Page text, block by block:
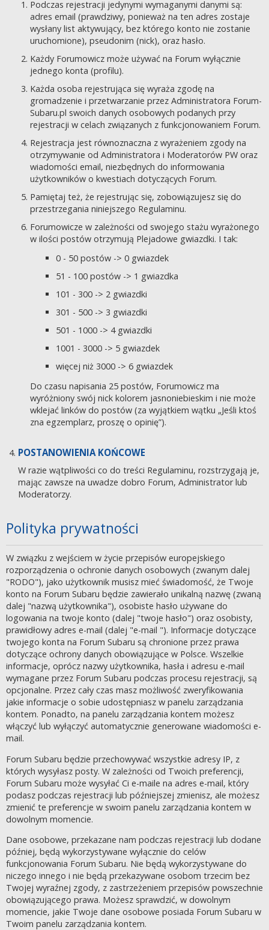
Podczas rejestracji jedynymi wymaganymi danymi są:
adres email (prawdziwy, ponieważ na ten adres zostaje
wysłany list aktywujący, bez którego konto nie zostanie
uruchomione), pseudonim (nick), oraz hasło.
Każdy Forumowicz może używać na Forum wyłącznie
jednego konta (profilu).
Każda osoba rejestrująca się wyraża zgodę na
gromadzenie i przetwarzanie przez Administratora Forum-
Subaru.pl swoich danych osobowych podanych przy
rejestracji w celach związanych z funkcjonowaniem Forum.
Rejestracja jest równoznaczna z wyrażeniem zgody na
otrzymywanie od Administratora i Moderatorów PW oraz
wiadomości email, niezbędnych do informowania
użytkowników o kwestiach dotyczących Forum.
Pamiętaj też, że rejestrując się, zobowiązujesz się do
przestrzegania niniejszego Regulaminu.
Forumowicze w zależności od swojego stażu wyrażonego
w ilości postów otrzymują Plejadowe gwiazdki. I tak:
0 - 50 postów -> 0 gwiazdek
51 - 100 postów -> 1 gwiazdka
101 - 300 -> 2 gwiazdki
301 - 500 -> 3 gwiazdki
501 - 1000 -> 4 gwiazdki
1001 - 3000 -> 5 gwiazdek
więcej niż 3000 -> 6 gwiazdek
Do czasu napisania 25 postów, Forumowicz ma
wyróżniony swój nick kolorem jasnoniebieskim i nie może
wklejać linków do postów (za wyjątkiem wątku „Jeśli ktoś
zna egzemplarz, proszę o opinię”).
POSTANOWIENIA KOŃCOWE
W razie wątpliwości co do treści Regulaminu, rozstrzygają je,
mając zawsze na uwadze dobro Forum, Administrator lub
Moderatorzy.
Polityka prywatności
W związku z wejściem w życie przepisów europejskiego
rozporządzenia o ochronie danych osobowych (zwanym dalej
"RODO"), jako użytkownik musisz mieć świadomość, że Twoje
konto na Forum Subaru będzie zawierało unikalną nazwę (zwaną
dalej "nazwą użytkownika"), osobiste hasło używane do
logowania na twoje konto (dalej "twoje hasło") oraz osobisty,
prawidłowy adres e-mail (dalej "e-mail "). Informacje dotyczące
twojego konta na Forum Subaru są chronione przez prawa
dotyczące ochrony danych obowiązujące w Polsce. Wszelkie
informacje, oprócz nazwy użytkownika, hasła i adresu e-mail
wymagane przez Forum Subaru podczas procesu rejestracji, są
opcjonalne. Przez cały czas masz możliwość zweryfikowania
jakie informacje o sobie udostępniasz w panelu zarządzania
kontem. Ponadto, na panelu zarządzania kontem możesz
włączyć lub wyłączyć automatycznie generowane wiadomości e-
mail.
Forum Subaru będzie przechowywać wszystkie adresy IP, z
których wysyłasz posty. W zależności od Twoich preferencji,
Forum Subaru może wysyłać Ci e-maile na adres e-mail, który
podasz podczas rejestracji lub późniejszej zmienisz, ale możesz
zmienić te preferencje w swoim panelu zarządzania kontem w
dowolnym momencie.
Dane osobowe, przekazane nam podczas rejestracji lub dodane
później, będą wykorzystywane wyłącznie do celów
funkcjonowania Forum Subaru. Nie będą wykorzystywane do
niczego innego i nie będą przekazywane osobom trzecim bez
Twojej wyraźnej zgody, z zastrzeżeniem przepisów powszechnie
obowiązującego prawa. Możesz sprawdzić, w dowolnym
momencie, jakie Twoje dane osobowe posiada Forum Subaru w
Twoim panelu zarządzania kontem.